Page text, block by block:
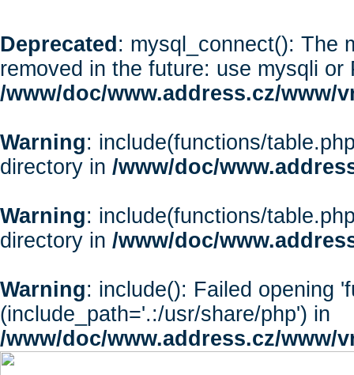
Deprecated : mysql_connect(): The
removed in the future: use mysqli or
/www/doc/www.address.cz/www/
Warning: include(functions/
directory in /www/doc/
Warning: include(functions/
directory in /www/doc/
Warning: include(): Failed opening
(include_path='.:/usr/share/php') in
/www/doc/www.address.cz/www/